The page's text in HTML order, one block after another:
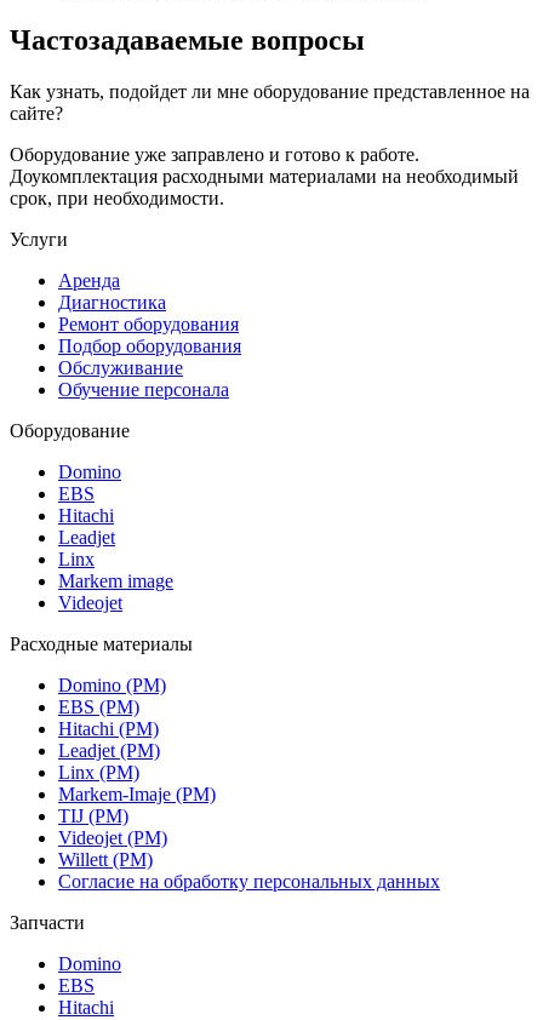
Частозадаваемые вопросы
Как узнать, подойдет ли мне оборудование представленное на
сайте?
Оборудование уже заправлено и готово к работе.
Доукомплектация расходными материалами на необходимый
срок, при необходимости.
Услуги
Аренда
Диагностика
Ремонт оборудования
Подбор оборудования
Обслуживание
Обучение персонала
Оборудование
Domino
EBS
Hitachi
Leadjet
Linx
Markem image
Videojet
Расходные материалы
Domino (РМ)
EBS (РМ)
Hitachi (РМ)
Leadjet (РМ)
Linx (РМ)
Markem-Imaje (РМ)
TIJ (РМ)
Videojet (РМ)
Willett (РМ)
Согласие на обработку персональных данных
Запчасти
Domino
EBS
Hitachi